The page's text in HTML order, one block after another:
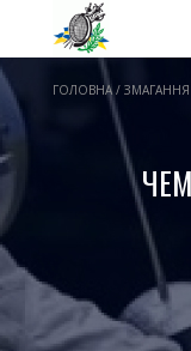
ГОЛОВНА /